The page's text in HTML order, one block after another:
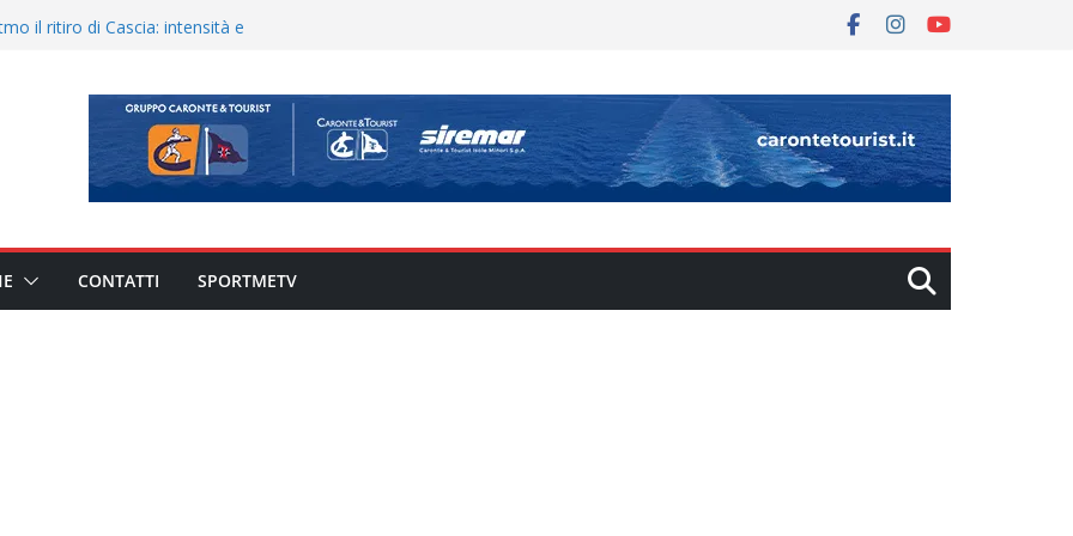
– Il calendario ’26/’27
chiama questa piazza non
e allenamento congiunto.
il caso sul contratto del
CONTATTI SPORTMETV